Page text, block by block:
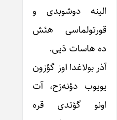
الینه دوشوبدی و
قورتولماسی هئش
ده هاسات دَیی.
آذر بولاغدا اوز گؤزون
یویوب دؤنه‌رَح، آت
اونو گؤتدی قره